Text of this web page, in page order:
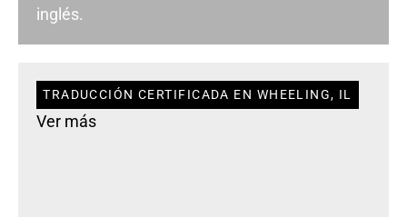
inglés.
TRADUCCIÓN CERTIFICADA EN WHEELING, IL
Ver más